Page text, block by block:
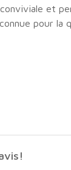
et
pour la